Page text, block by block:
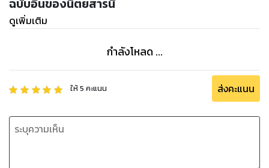
ฉบับอื่นของนิตยสารนี้
ดูเพิ่มเติม
กำลังโหลด ...
ให้5 คะแนน ส่งคะแนน